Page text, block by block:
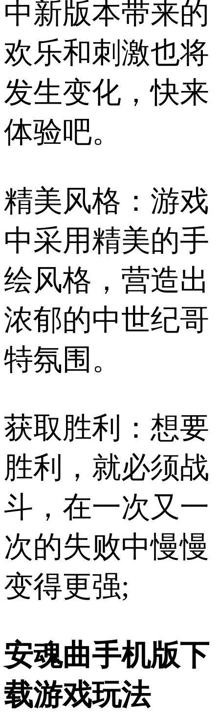
中新版本带来的
欢乐和刺激也将
发生变化，快来
体验吧。
精美风格：游戏
中采用精美的手
绘风格，营造出
浓郁的中世纪哥
特氛围。
获取胜利：想要
胜利，就必须战
斗，在一次又一
次的失败中慢慢
变得更强;
安魂曲手机版下
载游戏玩法